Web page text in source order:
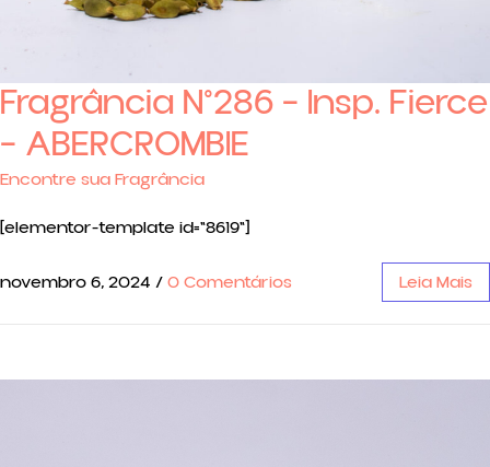
Fragrância N°286 – Insp. Fierce
– ABERCROMBIE
Encontre sua Fragrância
[elementor-template id="8619"]
novembro 6, 2024 /0 Comentários Leia Mais